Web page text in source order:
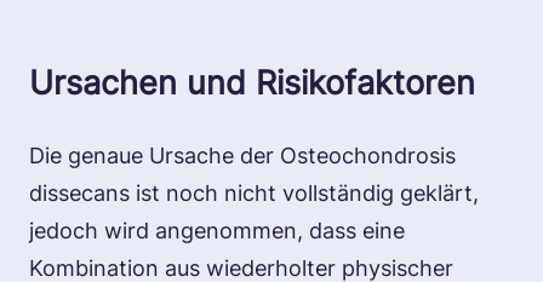
Ursachen und Risikofaktoren
Die genaue Ursache der Osteochondrosis
dissecans ist noch nicht vollständig geklärt,
jedoch wird angenommen, dass eine
Kombination aus wiederholter physischer